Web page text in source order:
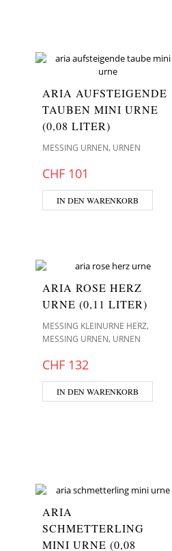
ARIA AUFSTEIGENDE
TAUBEN MINI URNE
(0,08 LITER)
MESSING URNEN, URNEN
CHF 101
IN DEN WARENKORB
ARIA ROSE HERZ
URNE (0,11 LITER)
MESSING KLEINURNE HERZ,
MESSING URNEN, URNEN
CHF 132
IN DEN WARENKORB
ARIA
SCHMETTERLING
MINI URNE (0,08